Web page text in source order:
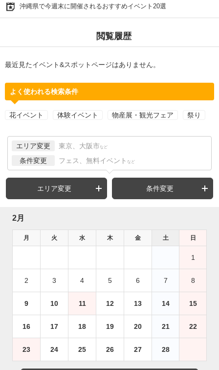
沖縄県で今週末に開催されるおすすめイベント20選
閲覧履歴
最近見たイベント&スポットページはありません。
よく使われる検索条件
花イベント 体験イベント 物産展・観光フェア 祭り
エリア変更 東京、大阪市 など
条件変更 フェス、無料イベント など
エリア変更 条件変更
2月
月 火 水 木 金 土 日
1
2 3 4 5 6 7 8
9 10 11 12 13 14 15
16 17 18 19 20 21 22
23 24 25 26 27 28